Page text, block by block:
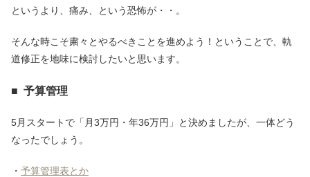
というより、痛み、という恐怖が・・。
そんな時こそ粛々とやるべきことを進めよう！ということで、軌
道修正を地味に検討したいと思います。
■ 予算管理
5月スタートで「月3万円・年36万円」と決めましたが、一体どう
なったでしょう。
・ 予算管理表とか